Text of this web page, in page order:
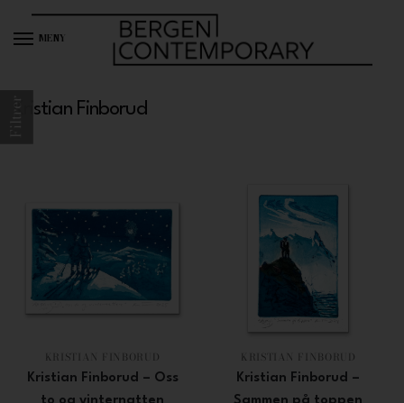
MENY
Kristian Finborud
KRISTIAN FINBORUD
Kristian Finborud – Oss
KRISTIAN FINBORUD
Kristian Finborud –
Filtrer